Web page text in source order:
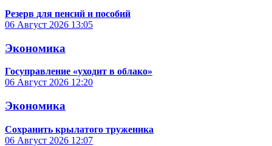
Резерв для пенсий и пособий
06 Август 2026 13:05
Экономика
Госуправление «уходит в облако»
06 Август 2026 12:20
Экономика
Сохранить крылатого труженика
06 Август 2026 12:07